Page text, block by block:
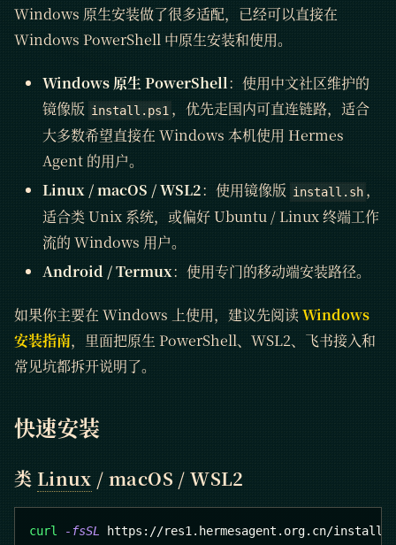
Windows 原生安装做了很多适配，已经可以直接在
Windows PowerShell 中原生安装和使用。
Windows 原生 PowerShell：使用中文社区维护的
镜像版 install.ps1 ，优先走国内可直连链路，适合
大多数希望直接在 Windows 本机使用 Hermes
Agent 的用户。
Linux / macOS / WSL2：使用镜像版 install.sh ，
适合类 Unix 系统，或偏好 Ubuntu / Linux 终端工作
流的 Windows 用户。
Android / Termux：使用专门的移动端安装路径。
如果你主要在 Windows 上使用，建议先阅读Windows
安装指南，里面把原生 PowerShell、WSL2、飞书接入和
常见坑都拆开说明了。
快速安装
类 Linux / macOS / WSL2
curl -fsSL https://res1.hermesagent.org.cn/